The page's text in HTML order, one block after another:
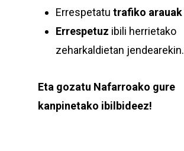
Errespetatu trafiko arauak
Errespetuz ibili herrietako
zeharkaldietan jendearekin.
Eta gozatu Nafarroako gure
kanpinetako ibilbideez!